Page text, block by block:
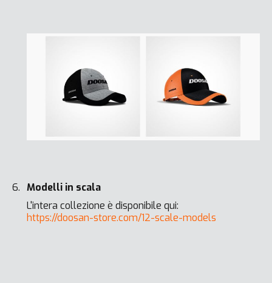
Modelli in scala
L'intera collezione è disponibile qui:
https://doosan-store.com/12-scale-models